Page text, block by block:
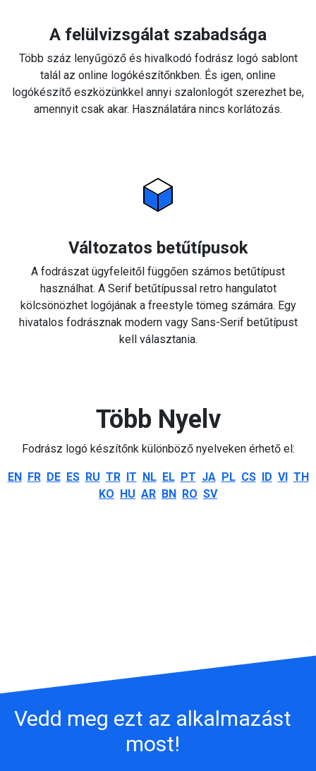
A felülvizsgálat szabadsága
Több száz lenyűgöző és hivalkodó fodrász logó sablont
talál az online logókészítőnkben. És igen, online
logókészítő eszközünkkel annyi szalonlogót szerezhet be,
amennyit csak akar. Használatára nincs korlátozás.
Változatos betűtípusok
A fodrászat ügyfeleitől függően számos betűtípust
használhat. A Serif betűtípussal retro hangulatot
kölcsönözhet logójának a freestyle tömeg számára. Egy
hivatalos fodrásznak modern vagy Sans-Serif betűtípust
kell választania.
Több Nyelv
Fodrász logó készítőnk különböző nyelveken érhető el:
EN FR DE ES RU TR IT NL EL PT JA PL CS ID VI TH
KO HU AR BN RO SV
Vedd meg ezt az alkalmazást
most!